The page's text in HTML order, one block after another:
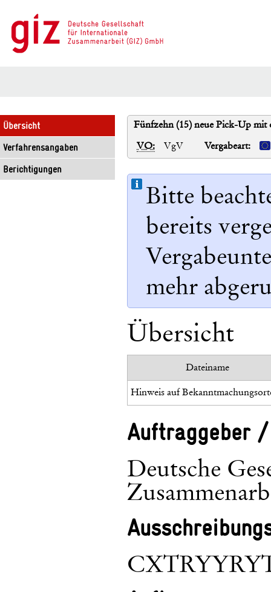
Übersicht
Verfahrensangaben
Berichtigungen
Fünfzehn (15) neue Pick-Up mit
VO:
VgV Vergabeart:
Bitte
bereits
mehr
Übersicht
Dateiname
Auftraggeber
Deutsche